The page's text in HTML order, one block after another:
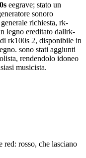
eegrave; stato un
sonoro
richiesta, rk-
legno ereditato dallrk-
rk100s 2, disponibile in
sono stati aggiunti
rendendolo idoneo
musicista.
rosso, che lasciano